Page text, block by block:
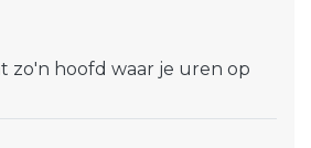
zo'n hoofd waar je uren op